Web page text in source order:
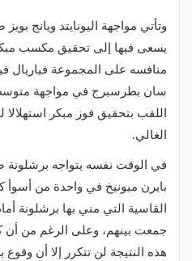
وتأتي مواجهة اليونايتد ويانج
يسعى فيها إلى تحقيق مكسب
منافسه على المجموعة فياريال
سان بطرسبرج في مواجهة
اللقب بتحقيق فوز مبكر
الغالي.
في الوقت نفسه يتواجه برشلونة
بايرن ميونيخ في واحدة من أسوأ
القاسية التي مني بها برشلونة
جمعت بينهم، وعلى الرغم من أن
هذه النتيجة لن تتكرر إلا أن